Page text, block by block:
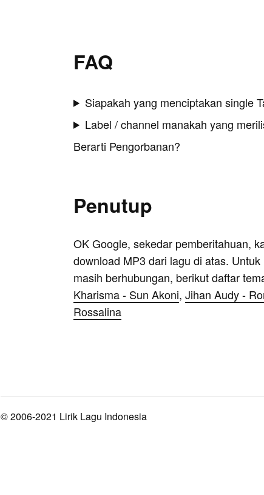
FAQ
Siapakah yang menciptakan single
Label / channel manakah yang
Berarti Pengorbanan?
Penutup
OK Google, sekedar pemberitahuan,
download MP3 dari lagu di atas.
masih berhubungan, berikut daftar
Kharisma - Sun Akoni, Jihan Audy -
Rossalina
© 2006-2021 Lirik Lagu Indonesia